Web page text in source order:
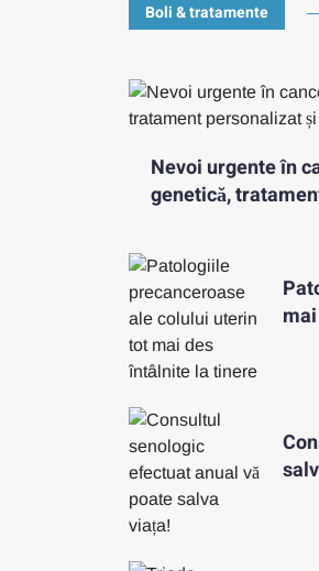
Boli & tratamente
Nevoi urgente în
genetică,